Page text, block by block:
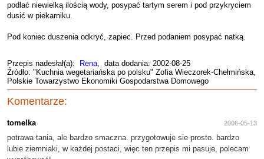
podlać niewielką ilością wody, posypać tartym serem i pod przykryciem
dusić w piekarniku.
Pod koniec duszenia odkryć, zapiec. Przed podaniem posypać natką.
Przepis nadesłał(a): Rena, data dodania: 2002-08-25
Źródło: "Kuchnia wegetariańska po polsku" Zofia Wieczorek-Chełmińska,
Polskie Towarzystwo Ekonomiki Gospodarstwa Domowego
Komentarze:
tomelka 2006-05-13
potrawa tania, ale bardzo smaczna. przygotowuje sie prosto. bardzo
lubie ziemniaki, w każdej postaci, więc ten przepis mi pasuje, polecam